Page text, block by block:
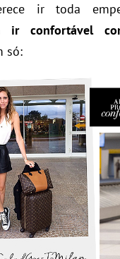
ir toda
ir confortável
só: